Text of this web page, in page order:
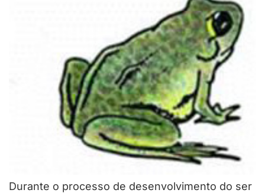
Durante o processo de desenvolvimento do ser